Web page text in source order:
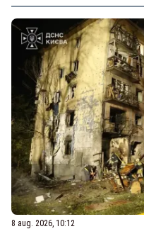
8 aug. 2026, 10:12